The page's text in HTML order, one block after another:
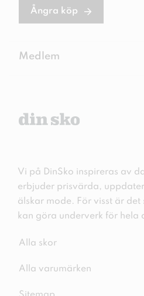
Ångra köp
Medlem
Vi på DinSko inspireras av
erbjuder prisvärda,
älskar mode. För visst är
kan göra underverk för hela
Alla skor
Alla varumärken